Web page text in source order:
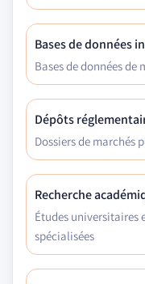
Bases de données
Bases de données
Dépôts
Dossiers de marchés
Recherche
Études
spécialisées